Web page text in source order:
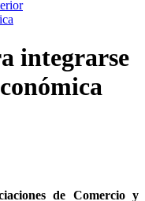
integrarse
de Comercio y